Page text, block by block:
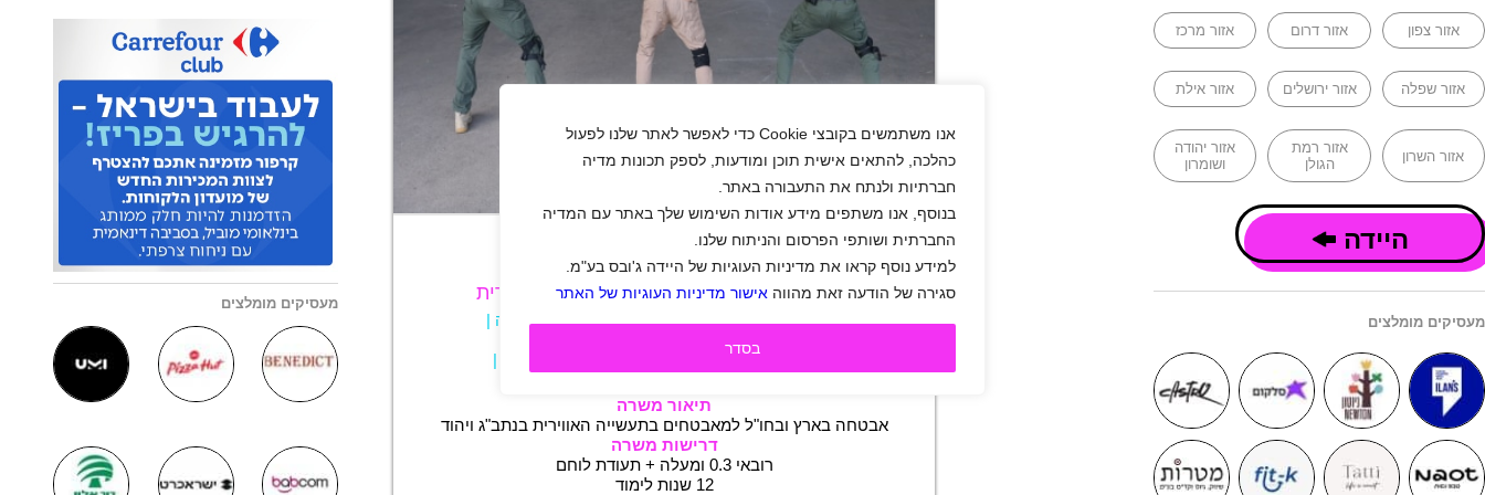
אנו משתמשים בקובצי Cookie כדי לאפשר לאתר שלנו לפעול
כהלכה, להתאים אישית תוכן ומודעות, לספק תכונות מדיה
חברתיות ולנתח את התעבורה באתר.
בנוסף, אנו משתפים מידע אודות השימוש שלך באתר עם המדיה
החברתית ושותפי הפרסום והניתוח שלנו.
למידע נוסף קראו את מדיניות העוגיות של היידה ג'ובס בע"מ.
סגירה של הודעה זאת מהווה אישור מדיניות העוגיות של האתר
בסדר
אזור צפון אזור דרום אזור מרכז
אזור שפלה אזור ירושלים אזור אילת
אזור השרון
אזור רמת
הגולן
אזור יהודה
ושומרון
היידה
מעסיקים מומלצים
+
עבודה מועדפת למאבטחים בתעשייה האווירית
אור יהודה|בת-ים|חולון|יבנה|יהוד|פתח תקווה |
|עבודה מועדפת
|
תיאור משרה
אבטחה בארץ ובחו"ל למאבטחים בתעשייה האווירית בנתב"ג ויהוד
דרישות משרה
רובאי 0.3 ומעלה + תעודת לוחם
12 שנות לימוד
מעסיקים מומלצים